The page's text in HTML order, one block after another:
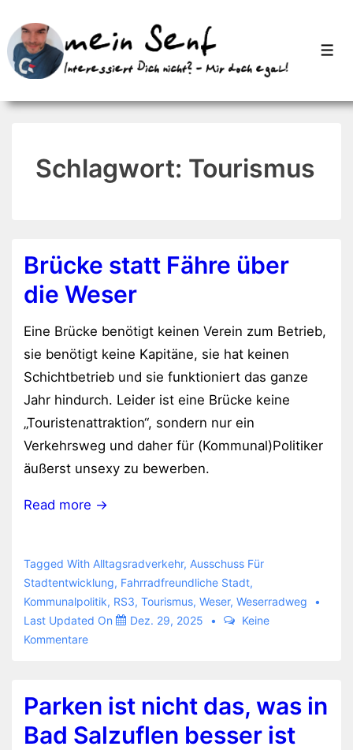
Zum
Inhalt
Schlagwort: Tourismus
Brücke statt Fähre über
die Weser
Eine Brücke benötigt keinen Verein zum Betrieb,
sie benötigt keine Kapitäne, sie hat keinen
Schichtbetrieb und sie funktioniert das ganze
Jahr hindurch. Leider ist eine Brücke keine
„Touristenattraktion“, sondern nur ein
Verkehrsweg und daher für (Kommunal)Politiker
äußerst unsexy zu bewerben.
Read more →
Tagged With Alltagsradverkehr, Ausschuss Für
Stadtentwicklung, Fahrradfreundliche Stadt,
Kommunalpolitik, RS3, Tourismus, Weser, Weserradweg
Last Updated On
Dez. 29, 2025
Keine
Kommentare
Parken ist nicht das, was in
Bad Salzuflen besser ist